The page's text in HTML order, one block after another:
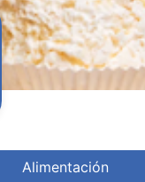
Alimentación